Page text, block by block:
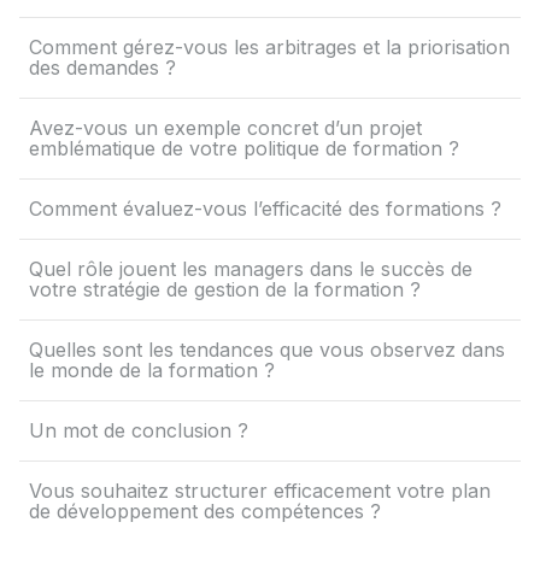
Comment gérez-vous les arbitrages et la priorisation
des demandes ?
Avez-vous un exemple concret d’un projet
emblématique de votre politique de formation ?
Comment évaluez-vous l’efficacité des formations ?
Quel rôle jouent les managers dans le succès de
votre stratégie de gestion de la formation ?
Quelles sont les tendances que vous observez dans
le monde de la formation ?
Un mot de conclusion ?
Vous souhaitez structurer efficacement votre plan
de développement des compétences ?